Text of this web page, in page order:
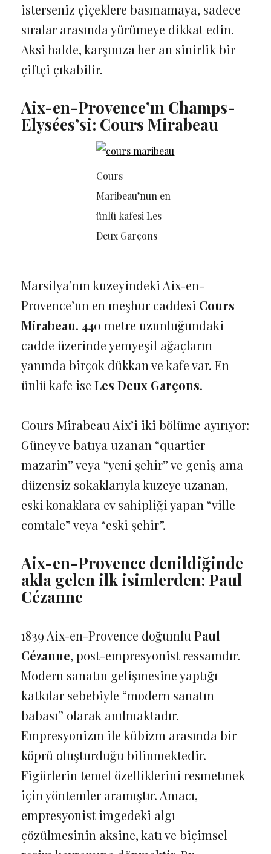
isterseniz çiçeklere basmamaya, sadece
sıralar arasında yürümeye dikkat edin.
Aksi halde, karşınıza her an sinirlik bir
çiftçi çıkabilir.
Aix-en-Provence’ın Champs-
Elysées’si: Cours Mirabeau
Cours
Maribeau’nun en
ünlü kafesi Les
Deux Garçons
Marsilya’nın kuzeyindeki Aix-en-
Provence’un en meşhur caddesi Cours
Mirabeau. 440 metre uzunluğundaki
cadde üzerinde yemyeşil ağaçların
yanında birçok dükkan ve kafe var. En
ünlü kafe ise Les Deux Garçons.
Cours Mirabeau Aix’i iki bölüme ayırıyor:
Güney ve batıya uzanan “quartier
mazarin” veya “yeni şehir” ve geniş ama
düzensiz sokaklarıyla kuzeye uzanan,
eski konaklara ev sahipliği yapan “ville
comtale” veya “eski şehir”.
Aix-en-Provence denildiğinde
akla gelen ilk isimlerden: Paul
Cézanne
1839 Aix-en-Provence doğumlu Paul
Cézanne, post-empresyonist ressamdır.
Modern sanatın gelişmesine yaptığı
katkılar sebebiyle “modern sanatın
babası” olarak anılmaktadır.
Empresyonizm ile kübizm arasında bir
köprü oluşturduğu bilinmektedir.
Figürlerin temel özelliklerini resmetmek
için yöntemler aramıştır. Amacı,
empresyonist imgedeki algı
çözülmesinin aksine, katı ve biçimsel